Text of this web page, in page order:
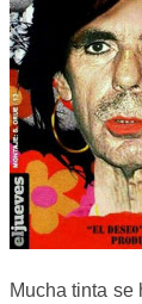
Mucha tinta se